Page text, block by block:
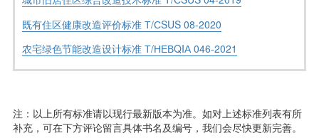
既有住区健康改造评价标准 Т/СSUS 08-2020
农宅绿色节能改造设计标准 Т/НЕВQIА 046-2021
注：以上所有标准请以现行最新版本为准。如对上述标准列表有所
补充，可在下方评论留言具体书名及编号，我们会尽快更新完善。